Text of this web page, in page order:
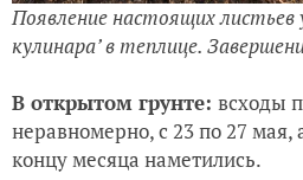
Появление настоящих листьев
кулинара’ в теплице.
В открытом грунте: всходы
неравномерно, с 23 по 27 мая,
концу месяца наметились.